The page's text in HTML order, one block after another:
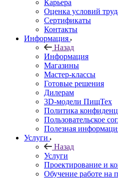
Карьера
Оценка условий
Сертификаты
Контакты
Информация
Назад
Информация
Магазины
Мастер-классы
Готовые решения
Дилерам
3D-модели ПищТех
Политика
Пользовательское
Полезная
Услуги
Назад
Услуги
Проектирование и
Обучение работе на